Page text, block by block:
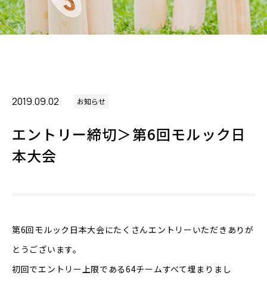
2019.09.02 お知らせ
エントリー締切＞第6回モルック日
本大会
第6回モルック日本大会にたくさんエントリーいただきありが
とうございます。
初回でエントリー上限である64チームすべて埋まりまし